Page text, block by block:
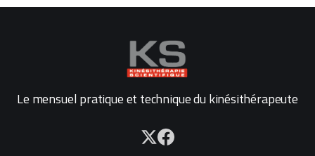
Le mensuel pratique et technique du kinésithérapeute